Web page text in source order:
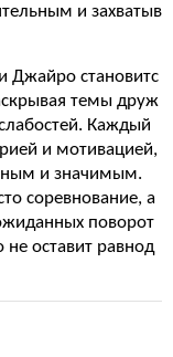
и захватыв
становитс
темы друж
Каждый
и мотивацией,
и значимым.
соревнование, а
поворот
не оставит равнод